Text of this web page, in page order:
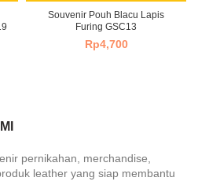
Souvenir Pouh Blacu Lapis
Furing GSC13
Rp4,700
pernikahan, merchandise,
leather yang siap membantu